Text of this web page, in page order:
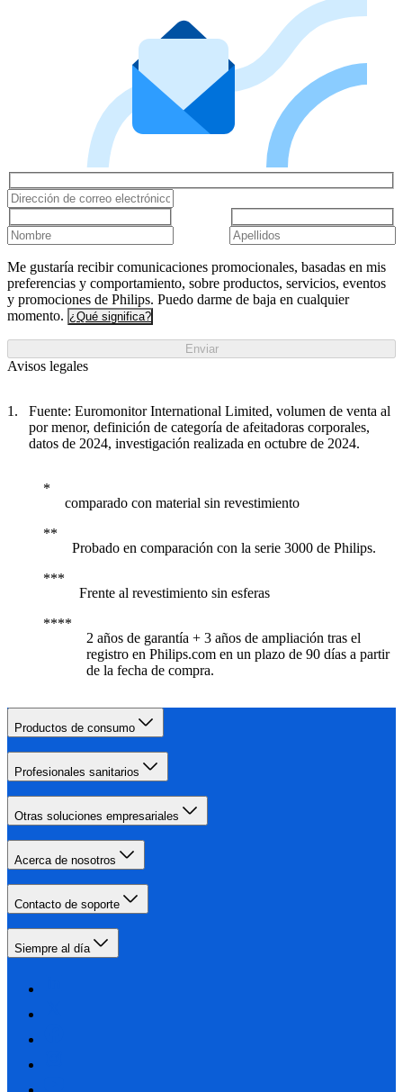
Me gustaría recibir comunicaciones promocionales, basadas en mis
preferencias y comportamiento, sobre productos, servicios, eventos
y promociones de Philips. Puedo darme de baja en cualquier
momento. ¿Qué significa?
Enviar
Avisos legales
Fuente: Euromonitor International Limited, volumen de venta al
por menor, definición de categoría de afeitadoras corporales,
datos de 2024, investigación realizada en octubre de 2024.
comparado con material sin revestimiento
Probado en comparación con la serie 3000 de Philips.
Frente al revestimiento sin esferas
2 años de garantía + 3 años de ampliación tras el
registro en Philips.com en un plazo de 90 días a partir
de la fecha de compra.​
Productos de consumo
Profesionales sanitarios
Otras soluciones empresariales
Acerca de nosotros
Contacto de soporte
Siempre al día